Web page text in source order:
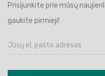
Prisijunkite prie mūsų
gaukite pirmieji!